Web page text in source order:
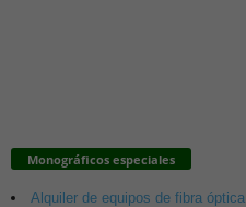
Monográficos especiales
Alquiler de equipos de fibra óptica